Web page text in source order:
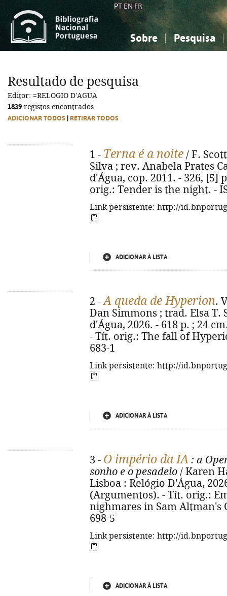
PT EN FR
Sobre Pesquisa
Ciências sociais...
Ciências sociais...
Resultado de pesquisa
Editor: =RELOGIO D'AGUA
1839 registos encontrados
ADICIONAR TODOS RETIRAR TODOS
1 - Terna é a noite / F.
Silva ; rev. Anabela Prates
d'Água, cop. 2011. - 326, [5]
orig.: Tender is the night. -
Link persistente: http://
ADICIONAR À LISTA
2 -A queda de Hyperion.
Dan Simmons ; trad. Elsa T.
d'Água, 2026. - 618 p. ; 24
- Tít. orig.: The fall of
683-1
Link persistente: http://
ADICIONAR À LISTA
3 - O império da IA : a
sonho e o pesadelo / Karen
Lisboa : Relógio D'Água,
(Argumentos). - Tít. orig.:
nighmares in Sam Altman's
698-5
Link persistente: http://
ADICIONAR À LISTA